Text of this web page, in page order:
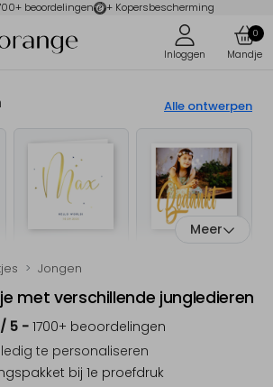
+ beoordelingen + Kopersbescherming
0
Alle ontwerpen
Meer
Jongen
met verschillende jungledieren
/ 5 - 1700+ beoordelingen
te personaliseren
bij 1e proefdruk